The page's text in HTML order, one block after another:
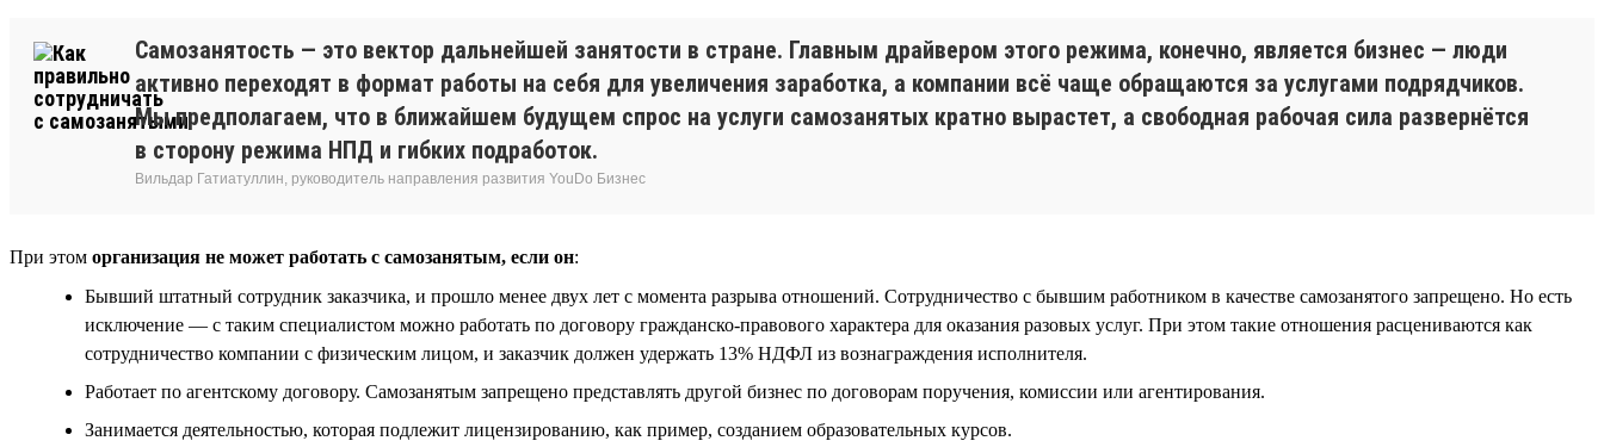
Самозанятость — это вектор дальнейшей занятости в стране. Главным драйвером этого режима, конечно, является бизнес — люди
активно переходят в формат работы на себя для увеличения заработка, а компании всё чаще обращаются за услугами подрядчиков.
Мы предполагаем, что в ближайшем будущем спрос на услуги самозанятых кратно вырастет, а свободная рабочая сила развернётся
в сторону режима НПД и гибких подработок.
Вильдар Гатиатуллин, руководитель направления развития YouDo Бизнес
При этом организация не может работать с самозанятым, если он:
Бывший штатный сотрудник заказчика, и прошло менее двух лет с момента разрыва отношений. Сотрудничество с бывшим работником в качестве самозанятого запрещено. Но есть
исключение — с таким специалистом можно работать по договору гражданско-правового характера для оказания разовых услуг. При этом такие отношения расцениваются как
сотрудничество компании с физическим лицом, и заказчик должен удержать 13% НДФЛ из вознаграждения исполнителя.
Работает по агентскому договору. Самозанятым запрещено представлять другой бизнес по договорам поручения, комиссии или агентирования.
Занимается деятельностью, которая подлежит лицензированию, как пример, созданием образовательных курсов.